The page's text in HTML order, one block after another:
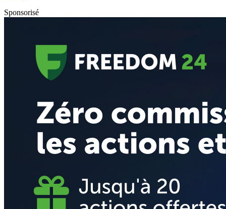
Sponsorisé